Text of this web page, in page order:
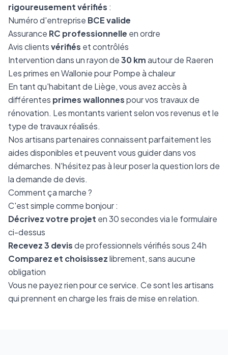
rigoureusement vérifiés :
Numéro d'entreprise BCE valide
Assurance RC professionnelle en ordre
Avis clientsvérifiés et contrôlés
Intervention dans un rayon de30 kmautour de Raeren
Les primes en Wallonie pour Pompe à chaleur
En tant qu'habitant de Liège, vous avez accès à
différentes primes wallonnespour vos travaux de
rénovation. Les montants varient selon vos revenus et le
type de travaux réalisés.
Nos artisans partenaires connaissent parfaitement les
aides disponibles et peuvent vous guider dans vos
démarches. N'hésitez pas à leur poser la question lors de
la demande de devis.
Comment ça marche ?
C'est simple comme bonjour :
Décrivez votre projet en 30 secondes via le formulaire
ci-dessus
Recevez 3 devisde professionnels vérifiés sous 24h
Comparez et choisissezlibrement, sans aucune
obligation
Vous ne payez rien pour ce service. Ce sont les artisans
qui prennent en charge les frais de mise en relation.